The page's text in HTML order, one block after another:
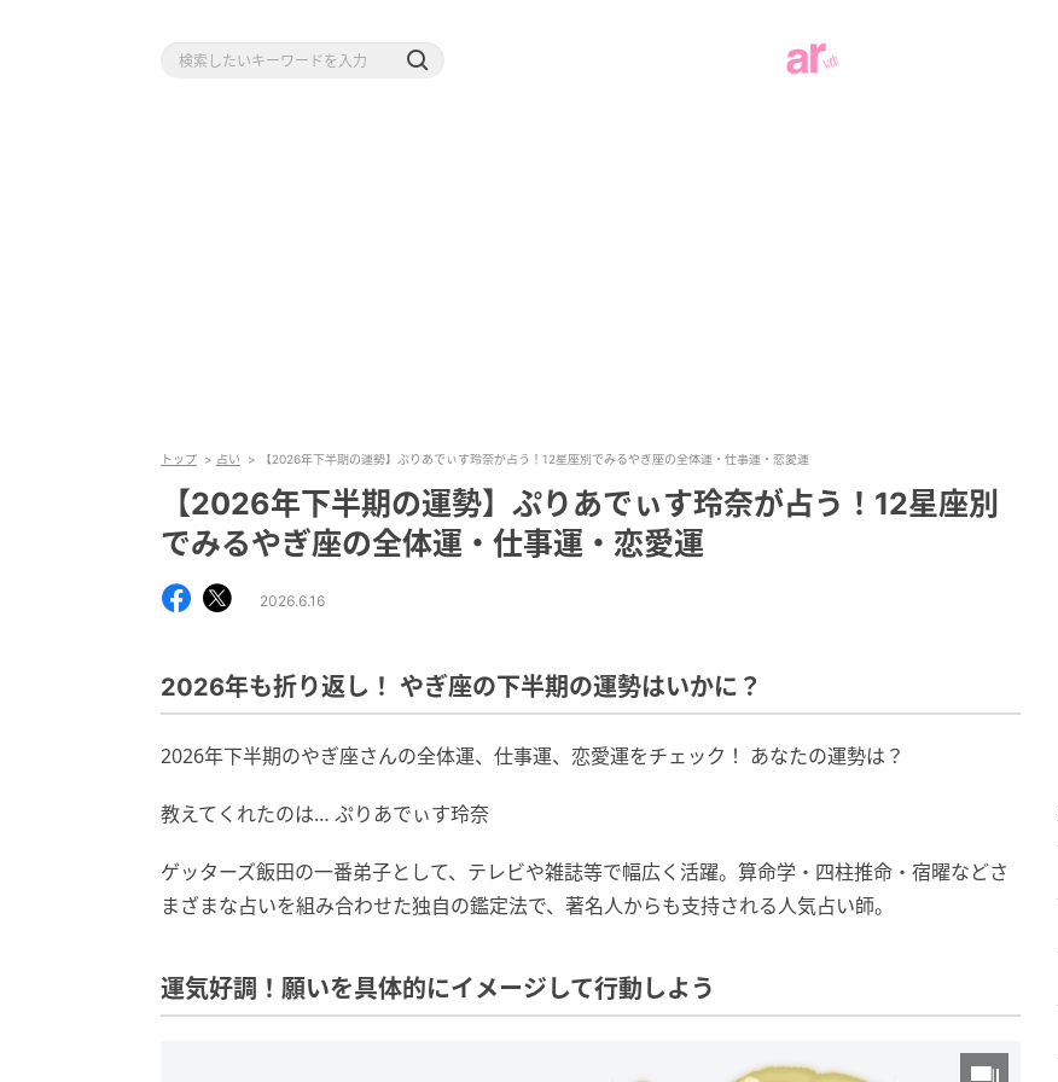
トップ 占い 【2026年下半期の運勢】ぷりあでぃす玲奈が占う！12星座別でみるやぎ座の全体運・仕事運・恋愛運
【2026年下半期の運勢】ぷりあでぃす玲奈が占う！12星座別
でみるやぎ座の全体運・仕事運・恋愛運
2026.6.16
2026年も折り返し！ やぎ座の下半期の運勢はいかに？
2026年下半期のやぎ座さんの全体運、仕事運、恋愛運をチェック！ あなたの運勢は？
教えてくれたのは… ぷりあでぃす玲奈
ゲッターズ飯田の一番弟子として、テレビや雑誌等で幅広く活躍。算命学・四柱推命・宿曜などさ
まざまな占いを組み合わせた独自の鑑定法で、著名人からも支持される人気占い師。
運気好調！願いを具体的にイメージして行動しよう